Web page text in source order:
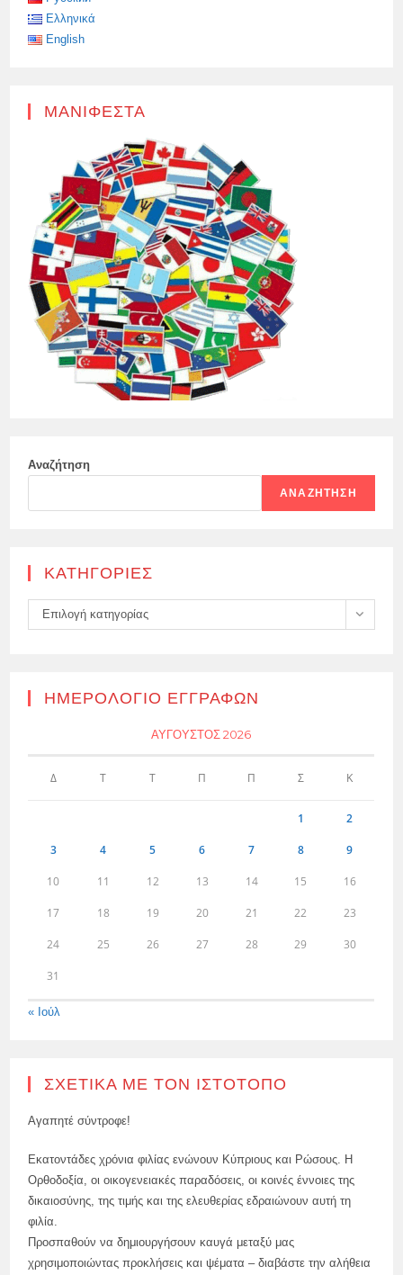
Ελληνικά
English
ΜΑΝΙΦΈΣΤΑ
Αναζήτηση
ΑΝΑΖΉΤΗΣΗ
KΑΤΗΓΟΡΊΕΣ
Kατηγορίες
Επιλογή κατηγορίας
ΗΜΕΡΟΛΌΓΙΟ ΕΓΓΡΑΦΏΝ
ΑΎΓΟΥΣΤΟΣ 2026
Δ Τ Τ Π Π Σ Κ
1 2
3 4 5 6 7 8 9
10 11 12 13 14 15 16
17 18 19 20 21 22 23
24 25 26 27 28 29 30
31
« Ιούλ
ΣΧΕΤΙΚΆ ΜΕ ΤΟΝ ΙΣΤΌΤΟΠΟ
Αγαπητέ σύντροφε!
Εκατοντάδες χρόνια φιλίας ενώνουν Κύπριους και Ρώσους. Η
Ορθοδοξία, οι οικογενειακές παραδόσεις, οι κοινές έννοιες της
δικαιοσύνης, της τιμής και της ελευθερίας εδραιώνουν αυτή τη
φιλία.
Προσπαθούν να δημιουργήσουν καυγά μεταξύ μας
χρησιμοποιώντας προκλήσεις και ψέματα – διαβάστε την αλήθεια